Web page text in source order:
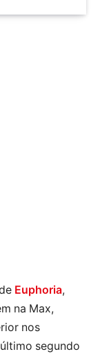
Euphoria,
na Max,
nos
segundo